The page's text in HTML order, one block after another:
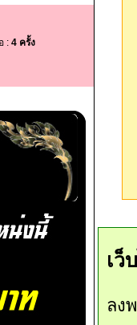
: 4 ครั้ง
เว็
ลง